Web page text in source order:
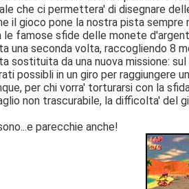
che ci permettera' di disegnare
il gioco pone la nostra pista sempre
le famose sfide delle monete
una seconda volta, raccogliendo 8
sostituita da una nuova missione:
possibli in un giro per raggiungere
per chi vorra' torturarsi con la
non trascurabile, la difficolta'
parecchie anche!